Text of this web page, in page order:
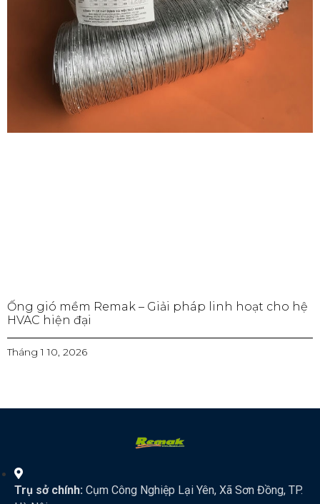
Ống gió mềm Remak – Giải pháp linh hoạt cho hệ
HVAC hiện đại
Tháng 1 10, 2026
Trụ sở chính: Cụm Công Nghiệp Lại Yên, Xã Sơn Đồng, TP.